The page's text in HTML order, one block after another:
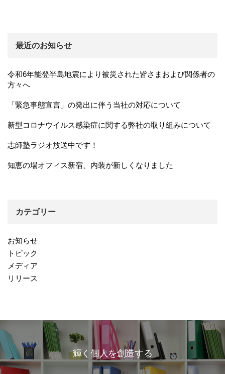
最近のお知らせ
令和6年能登半島地震により被災された皆さまおよび関係者の
方々へ
「緊急事態宣言」の発出に伴う当社の対応について
新型コロナウイルス感染症に関する弊社の取り組みについて
志師塾ラジオ放送中です！
知恵の場オフィス新宿、内装が新しくなりました
カテゴリー
お知らせ
トピック
メディア
リリース
輝く個人を創造する